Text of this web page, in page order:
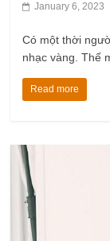
January 6, 2023
Có một thời
nhạc vàng. Thế
Read more